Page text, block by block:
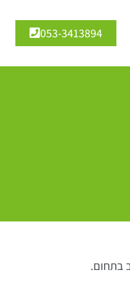
053-3413894
בתחום.